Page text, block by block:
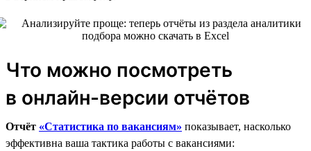
Что можно посмотреть
в онлайн-версии отчётов
Отчёт «Статистика по вакансиям» показывает, насколько
эффективна ваша тактика работы с вакансиями: